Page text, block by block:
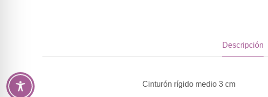
Descripción
Cinturón rígido medio 3 cm